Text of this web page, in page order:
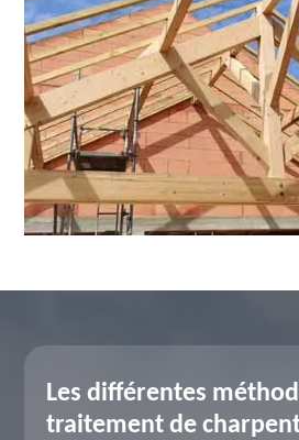
Les différentes
traitement de